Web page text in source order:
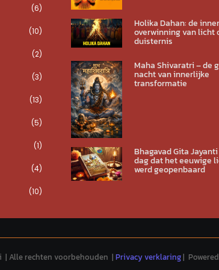
(6)
(10)
(2)
(3)
(13)
(5)
(1)
(4)
(10)
Holika Dahan: de
overwinning van licht
duisternis
Maha Shivaratri – de
nacht van innerlijke
transformatie
Bhagavad Gita Jayanti
dag dat het eeuwige
werd geopenbaard
| Alle rechten voorbehouden | Privacy verklaring|